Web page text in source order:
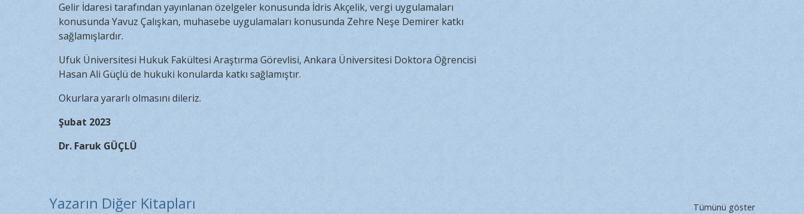
Gelir İdaresi tarafından yayınlanan özelgeler konusunda İdris Akçelik, vergi uygulamaları
konusunda Yavuz Çalışkan, muhasebe uygulamaları konusunda Zehre Neşe Demirer katkı
sağlamışlardır.
Ufuk Üniversitesi Hukuk Fakültesi Araştırma Görevlisi, Ankara Üniversitesi Doktora Öğrencisi
Hasan Ali Güçlü de hukuki konularda katkı sağlamıştır.
Okurlara yararlı olmasını dileriz.
Şubat 2023
Dr. Faruk GÜÇLÜ
Yazarın Diğer Kitapları Tümünü göster